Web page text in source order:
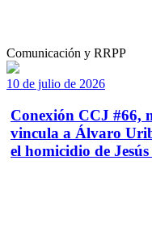
Comunicación y RRPP
10 de julio de 2026
Conexión CCJ #66,
vincula a Álvaro
el homicidio de